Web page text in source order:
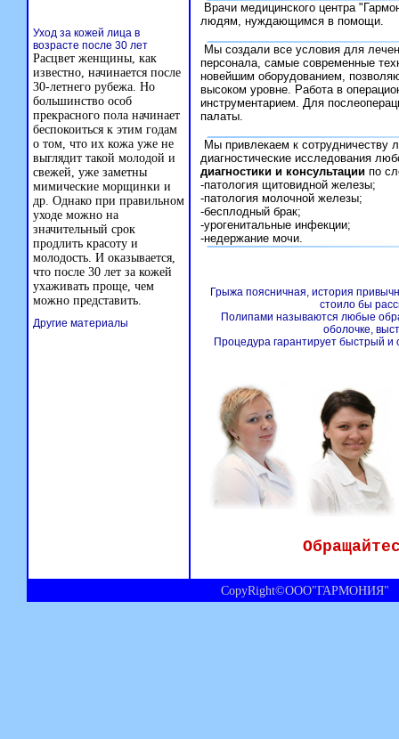
Врачи медицинского центра
людям, нуждающимся в помощи.
Мы создали все условия для
персонала, самые современные
новейшим оборудованием,
высоком уровне. Работа в
инструментарием. Для
палаты.
Мы привлекаем к
диагностические исследования
диагностики и консультациипо
-патология щитовидной железы;
-патология молочной железы;
-бесплодный брак;
-урогенитальные инфекции;
-недержание мочи.
Грыжа поясничная, история
стоило бы
Полипами называются любые
оболочке,
Процедура гарантирует быстрый и
Уход за кожей лица в
возрасте после 30 лет
Расцвет женщины, как
известно, начинается после
30-летнего рубежа. Но
большинство особ
прекрасного пола начинает
беспокоиться к этим годам
о том, что их кожа уже не
выглядит такой молодой и
свежей, уже заметны
мимические морщинки и
др. Однако при правильном
уходе можно на
значительный срок
продлить красоту и
молодость. И оказывается,
что после 30 лет за кожей
ухаживать проще, чем
можно представить.
Другие материалы